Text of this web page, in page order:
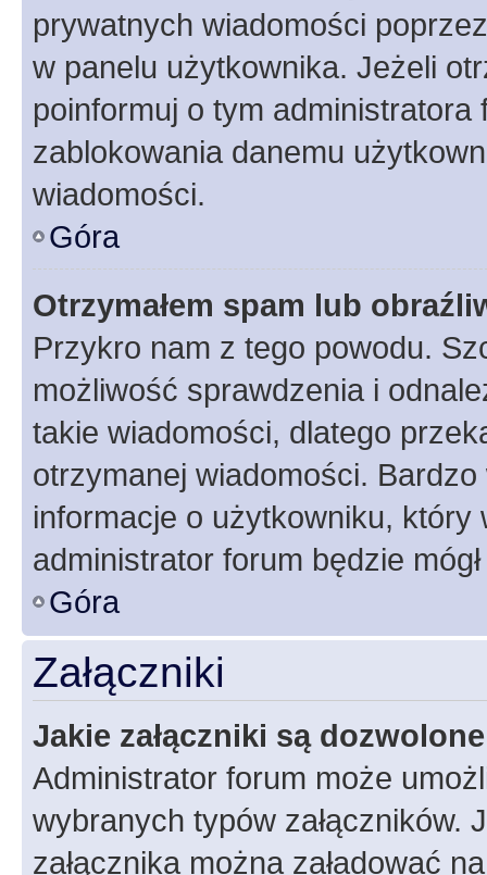
prywatnych wiadomości
w panelu użytkownika. Jeżeli
poinformuj o tym
zablokowania danemu
wiadomości.
Góra
Otrzymałem spam lub
Przykro nam z tego powodu.
możliwość sprawdzenia i
takie wiadomości, dlatego
otrzymanej wiadomości.
informacje o użytkowniku, który
administrator forum będzie
Góra
Załączniki
Jakie załączniki są
Administrator forum może
wybranych typów załączników.
załącznika można załadować